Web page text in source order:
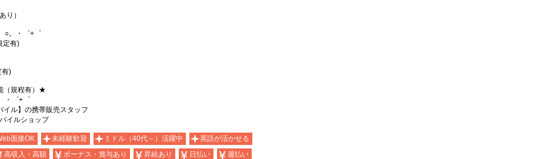
り）
○。・゜+゜
定有)
有)
（規程有）★
・゜+゜
イル】の携帯販売スタッフ
イルショップ
面接OK 未経験歓迎 ミドル（40代～）活躍中
英語が活かせる
高収入・高額 ボーナス・賞与あり 昇給あり 日払い
週払い